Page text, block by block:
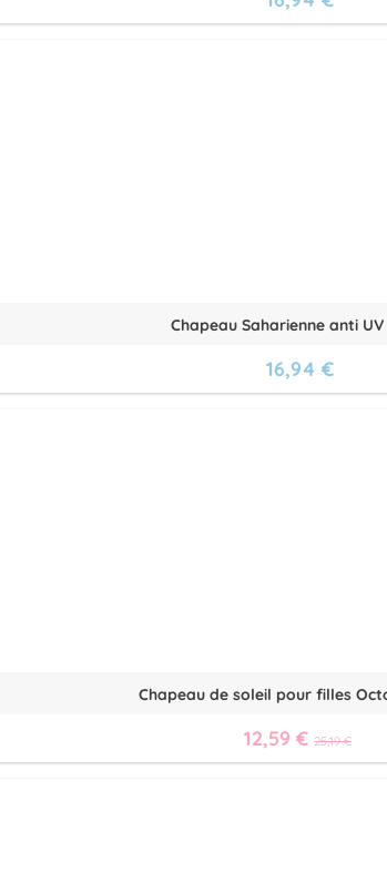
Chapeau Saharienne anti
16,94 €
Chapeau de soleil pour filles
12,59 €25,19 €